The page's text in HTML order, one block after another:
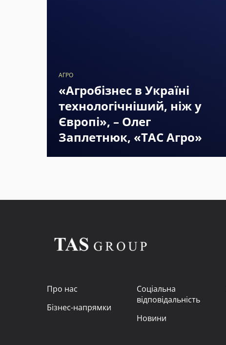
АГРО
«Агробізнес в Україні
технологічніший, ніж у
Європі», – Олег
Заплетнюк, «ТАС Агро»
Про нас
Бізнес-напрямки
Соціальна
відповідальність
Новини